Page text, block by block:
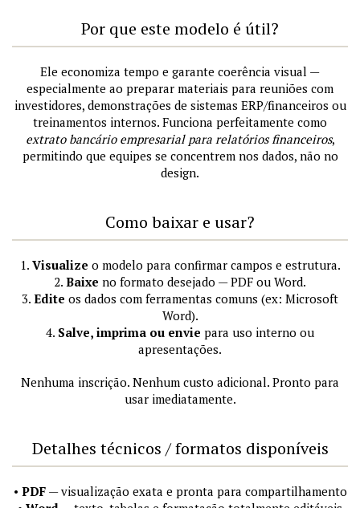
Por que este modelo é útil?
Ele economiza tempo e garante coerência visual —
especialmente ao preparar materiais para reuniões com
investidores, demonstrações de sistemas ERP/financeiros ou
treinamentos internos. Funciona perfeitamente como
extrato bancário empresarial para relatórios financeiros,
permitindo que equipes se concentrem nos dados, não no
design.
Como baixar e usar?
1. Visualize o modelo para confirmar campos e estrutura.
2. Baixe no formato desejado — PDF ou Word.
3. Edite os dados com ferramentas comuns (ex: Microsoft
Word).
4. Salve, imprima ou envie para uso interno ou
apresentações.
Nenhuma inscrição. Nenhum custo adicional. Pronto para
usar imediatamente.
Detalhes técnicos / formatos disponíveis
• PDF— visualização exata e pronta para compartilhamento